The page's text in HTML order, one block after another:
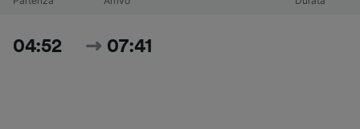
04:52 07:41